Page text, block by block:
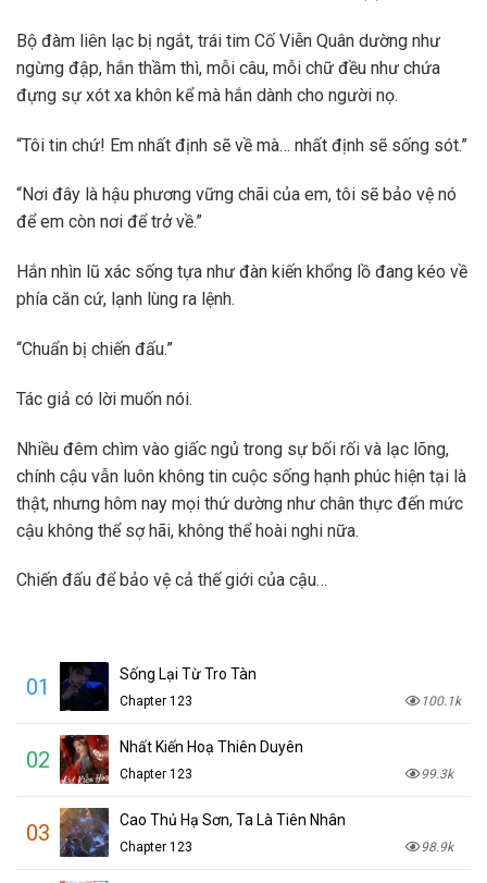
Bộ đàm liên lạc bị ngắt, trái tim Cố Viễn Quân dường như
ngừng đập, hắn thầm thì, mỗi câu, mỗi chữ đều như chứa
đựng sự xót xa khôn kể mà hắn dành cho người nọ.
“Tôi tin chứ! Em nhất định sẽ về mà… nhất định sẽ sống sót.”
“Nơi đây là hậu phương vững chãi của em, tôi sẽ bảo vệ nó
để em còn nơi để trở về.”
Hắn nhìn lũ xác sống tựa như đàn kiến khổng lồ đang kéo về
phía căn cứ, lạnh lùng ra lệnh.
“Chuẩn bị chiến đấu.”
Tác giả có lời muốn nói.
Nhiều đêm chìm vào giấc ngủ trong sự bối rối và lạc lõng,
chính cậu vẫn luôn không tin cuộc sống hạnh phúc hiện tại là
thật, nhưng hôm nay mọi thứ dường như chân thực đến mức
cậu không thể sợ hãi, không thể hoài nghi nữa.
Chiến đấu để bảo vệ cả thế giới của cậu…
01 Sống Lại Từ Tro Tàn
Chapter 123 100.1k
02 Nhất Kiến Hoạ Thiên Duyên
Chapter 123 99.3k
03 Cao Thủ Hạ Sơn, Ta Là Tiên Nhân
Chapter 123 98.9k